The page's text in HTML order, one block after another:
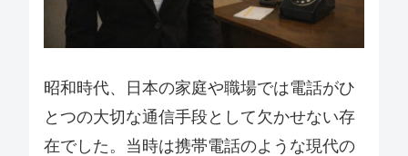
昭和時代、日本の家庭や職場では電話がひ
とつの大切な通信手段として欠かせない存
在でした。当時は携帯電話のような現代の